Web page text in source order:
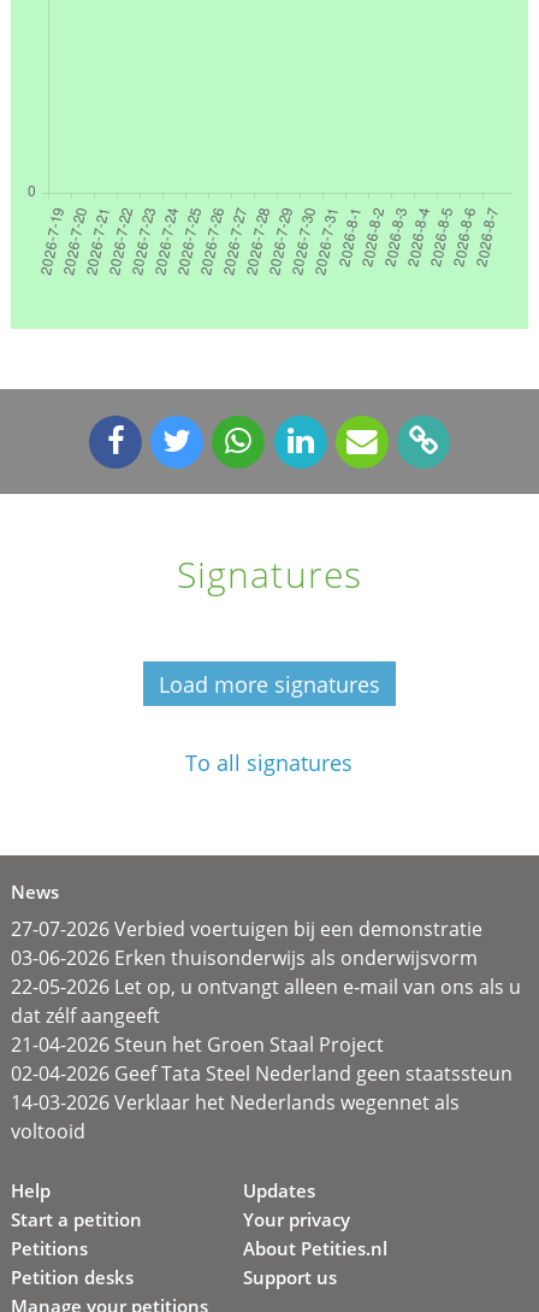
Signatures
Load more signatures
To all signatures
News
27-07-2026 Verbied voertuigen bij een demonstratie
03-06-2026 Erken thuisonderwijs als onderwijsvorm
22-05-2026 Let op, u ontvangt alleen e-mail van ons als u
dat zélf aangeeft
21-04-2026 Steun het Groen Staal Project
02-04-2026 Geef Tata Steel Nederland geen staatssteun
14-03-2026 Verklaar het Nederlands wegennet als
voltooid
Help
Start a petition
Petitions
Petition desks
Manage your petitions
Updates
Your privacy
About Petities.nl
Support us